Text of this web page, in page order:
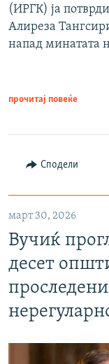
(ИРГК) ја
Алиреза
напад минатата
прочитај повеќе
Сподели
март 30, 2026
Вучиќ
десет